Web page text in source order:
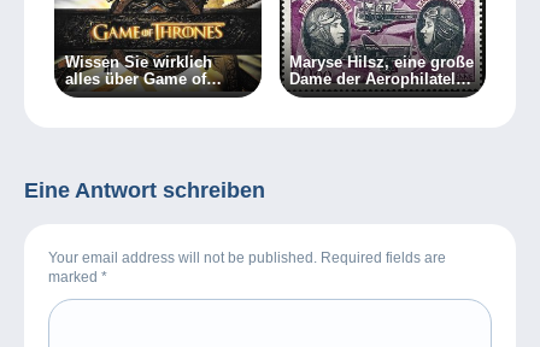
Wissen Sie wirklich
alles über Game of
Thrones?
Maryse Hilsz, eine große
Dame der Aerophilatelie
(Teil 2)
Eine Antwort schreiben
Your email address will not be published. Required fields are
marked *